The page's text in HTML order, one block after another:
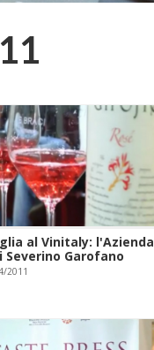
al Vinitaly: l'Azienda
Severino Garofano
2011